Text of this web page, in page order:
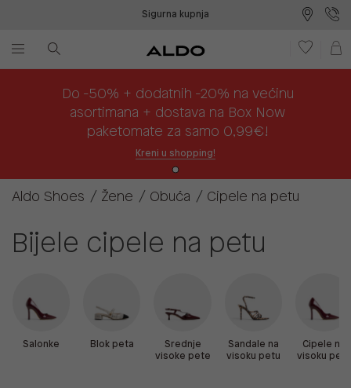
Sigurna kupnja
Do -50% + dodatnih -20% na većinu
asortimana + dostava na Box Now
paketomate za samo 0,99€!
Kreni u shopping!
Aldo Shoes Žene Obuća Cipele na petu
Bijele cipele na petu
Salonke Blok peta
Srednje
visoke pete
Sandale na
visoku petu
Cipele na
visoku petu